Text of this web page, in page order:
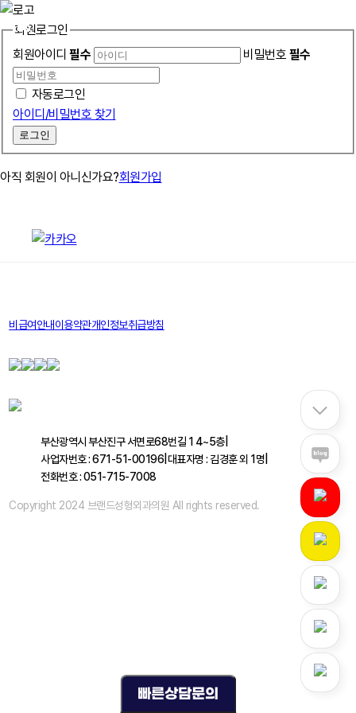
회원로그인
회원아이디 필수 비밀번호 필수
자동로그인
아이디/비밀번호 찾기
로그인
아직 회원이 아니신가요?회원가입
빠른상담문의
부산광역시 부산진구 서면로68번길 1 4~5층|
사업자번호 : 671-51-00196| 대표자명 : 김경훈 외 1명
전화번호 : 051-715-7008
Copyright 2024 브랜드성형외과의원 All rights reserved.
비급여안내이용약관개인정보취급방침